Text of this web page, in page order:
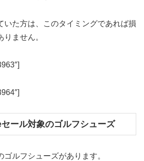
いた方は、このタイミングであれば損
ません。
ール対象のゴルフシューズ
ゴルフシューズがあります。